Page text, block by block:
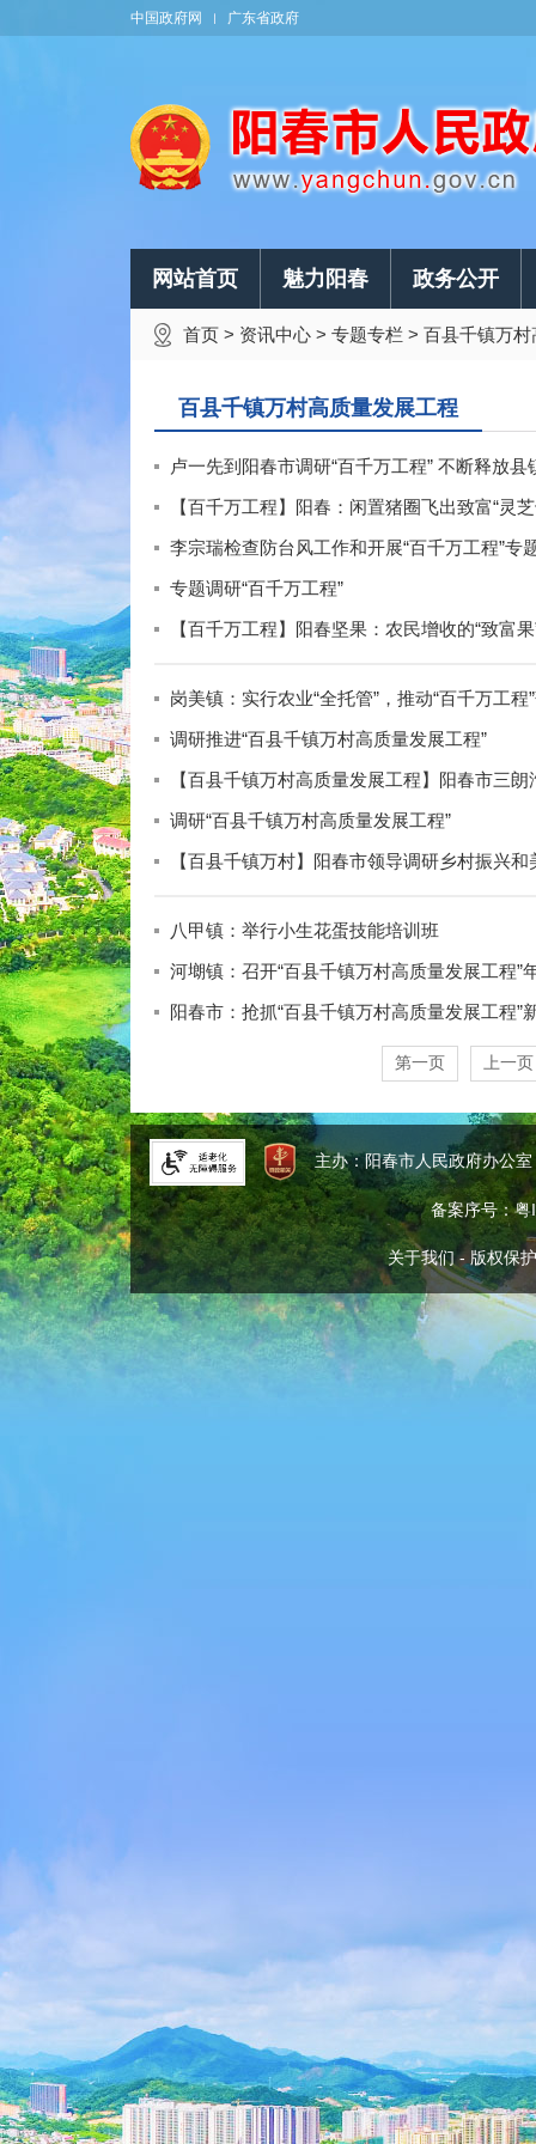
中国政府网 广东省政府
网站首页 魅力阳春 政务公开
首页 > 资讯中心 > 专题专栏 > 百县千镇万
百县千镇万村高质量发展工程
卢一先到阳春市调研“百千万工程” 不断释放
【百千万工程】阳春：闲置猪圈飞出致富“灵芝
李宗瑞检查防台风工作和开展“百千万工程”专
专题调研“百千万工程”
【百千万工程】阳春坚果：农民增收的“致富果
岗美镇：实行农业“全托管”，推动“百千万工程
调研推进“百县千镇万村高质量发展工程”
调研“百县千镇万村高质量发展工程”
【百县千镇万村】阳春市领导调研乡村振兴
八甲镇：举行小生花蛋技能培训班
河㙟镇：召开“百县千镇万村高质量发展工程”
阳春市：抢抓“百县千镇万村高质量发展工程
第一页 上一页
主办：阳春市人民政府办公室
备案序号：
关于我们- 版权保护